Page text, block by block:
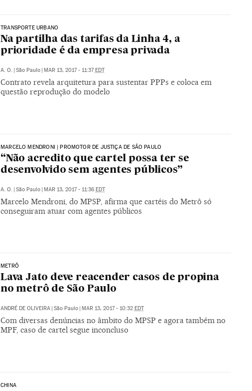
TRANSPORTE URBANO
Na partilha das tarifas da Linha 4, a
prioridade é da empresa privada
A. O. São Paulo MAR 13, 2017 - 11:37 EDT
Contrato revela arquitetura para sustentar PPPs e coloca em
questão reprodução do modelo
MARCELO MENDRONI | PROMOTOR DE JUSTIÇA DE SÃO PAULO
“Não acredito que cartel possa ter se
desenvolvido sem agentes públicos”
A. O. | São Paulo | MAR 13, 2017 - 11:36 EDT
Marcelo Mendroni, do MPSP, afirma que cartéis do Metrô só
conseguiram atuar com agentes públicos
METRÔ
Lava Jato deve reacender casos de propina
no metrô de São Paulo
ANDRÉ DE OLIVEIRA | São Paulo | MAR 13, 2017 - 10:32 EDT
Com diversas denúncias no âmbito do MPSP e agora também no
MPF, caso de cartel segue inconcluso
CHINA